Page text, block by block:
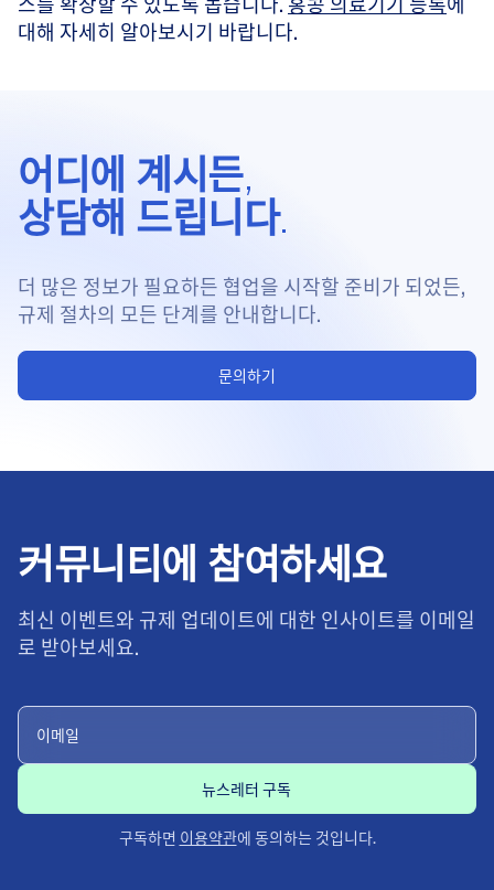
대해 자세히 알아보시기 바랍니다.
어디에 계시든,
상담해 드립니다.
더 많은 정보가 필요하든 협업을 시작할 준비가 되었든,
규제 절차의 모든 단계를 안내합니다.
문의하기
커뮤니티에 참여하세요
최신 이벤트와 규제 업데이트에 대한 인사이트를 이메일
로 받아보세요.
구독하면 이용약관에 동의하는 것입니다.